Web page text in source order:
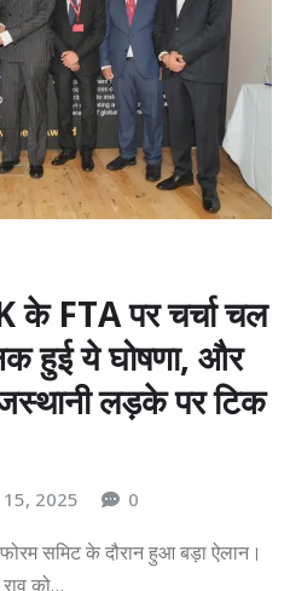
के FTA पर चर्चा चल
हुई ये घोषणा, और
लड़के पर टिक
15, 2025 0
समिट के दौरान हुआ बड़ा ऐलान।
को…